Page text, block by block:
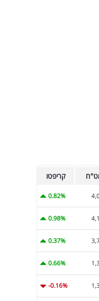
קריפטו
0.82%
0.98%
0.37%
0.66%
-0.16%